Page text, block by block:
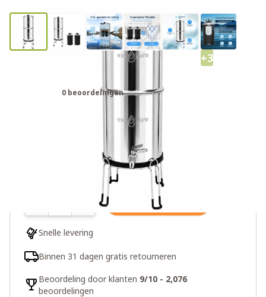
+3
Eaupure Family Waterfilter
0 beoordelingen
In winkelwagen
Snelle levering
Binnen 31 dagen gratis retourneren
Beoordeling door klanten 9/10 - 2,076
beoordelingen